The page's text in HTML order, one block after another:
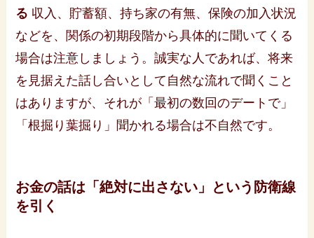
る 収入、貯蓄額、持ち家の有無、保険の加入状況
などを、関係の初期段階から具体的に聞いてくる
場合は注意しましょう。誠実な人であれば、将来
を見据えた話し合いとして自然な流れで聞くこと
はありますが、それが「最初の数回のデートで」
「根掘り葉掘り」聞かれる場合は不自然です。
お金の話は「絶対に出さない」という防衛線
を引く